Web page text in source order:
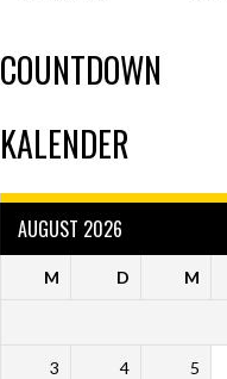
COUNTDOWN
KALENDER
AUGUST 2026
M D M
3 4 5